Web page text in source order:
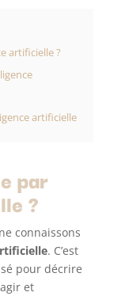
artificielle ?
artificielle
par
?
connaissons
. C’est
pour décrire
et